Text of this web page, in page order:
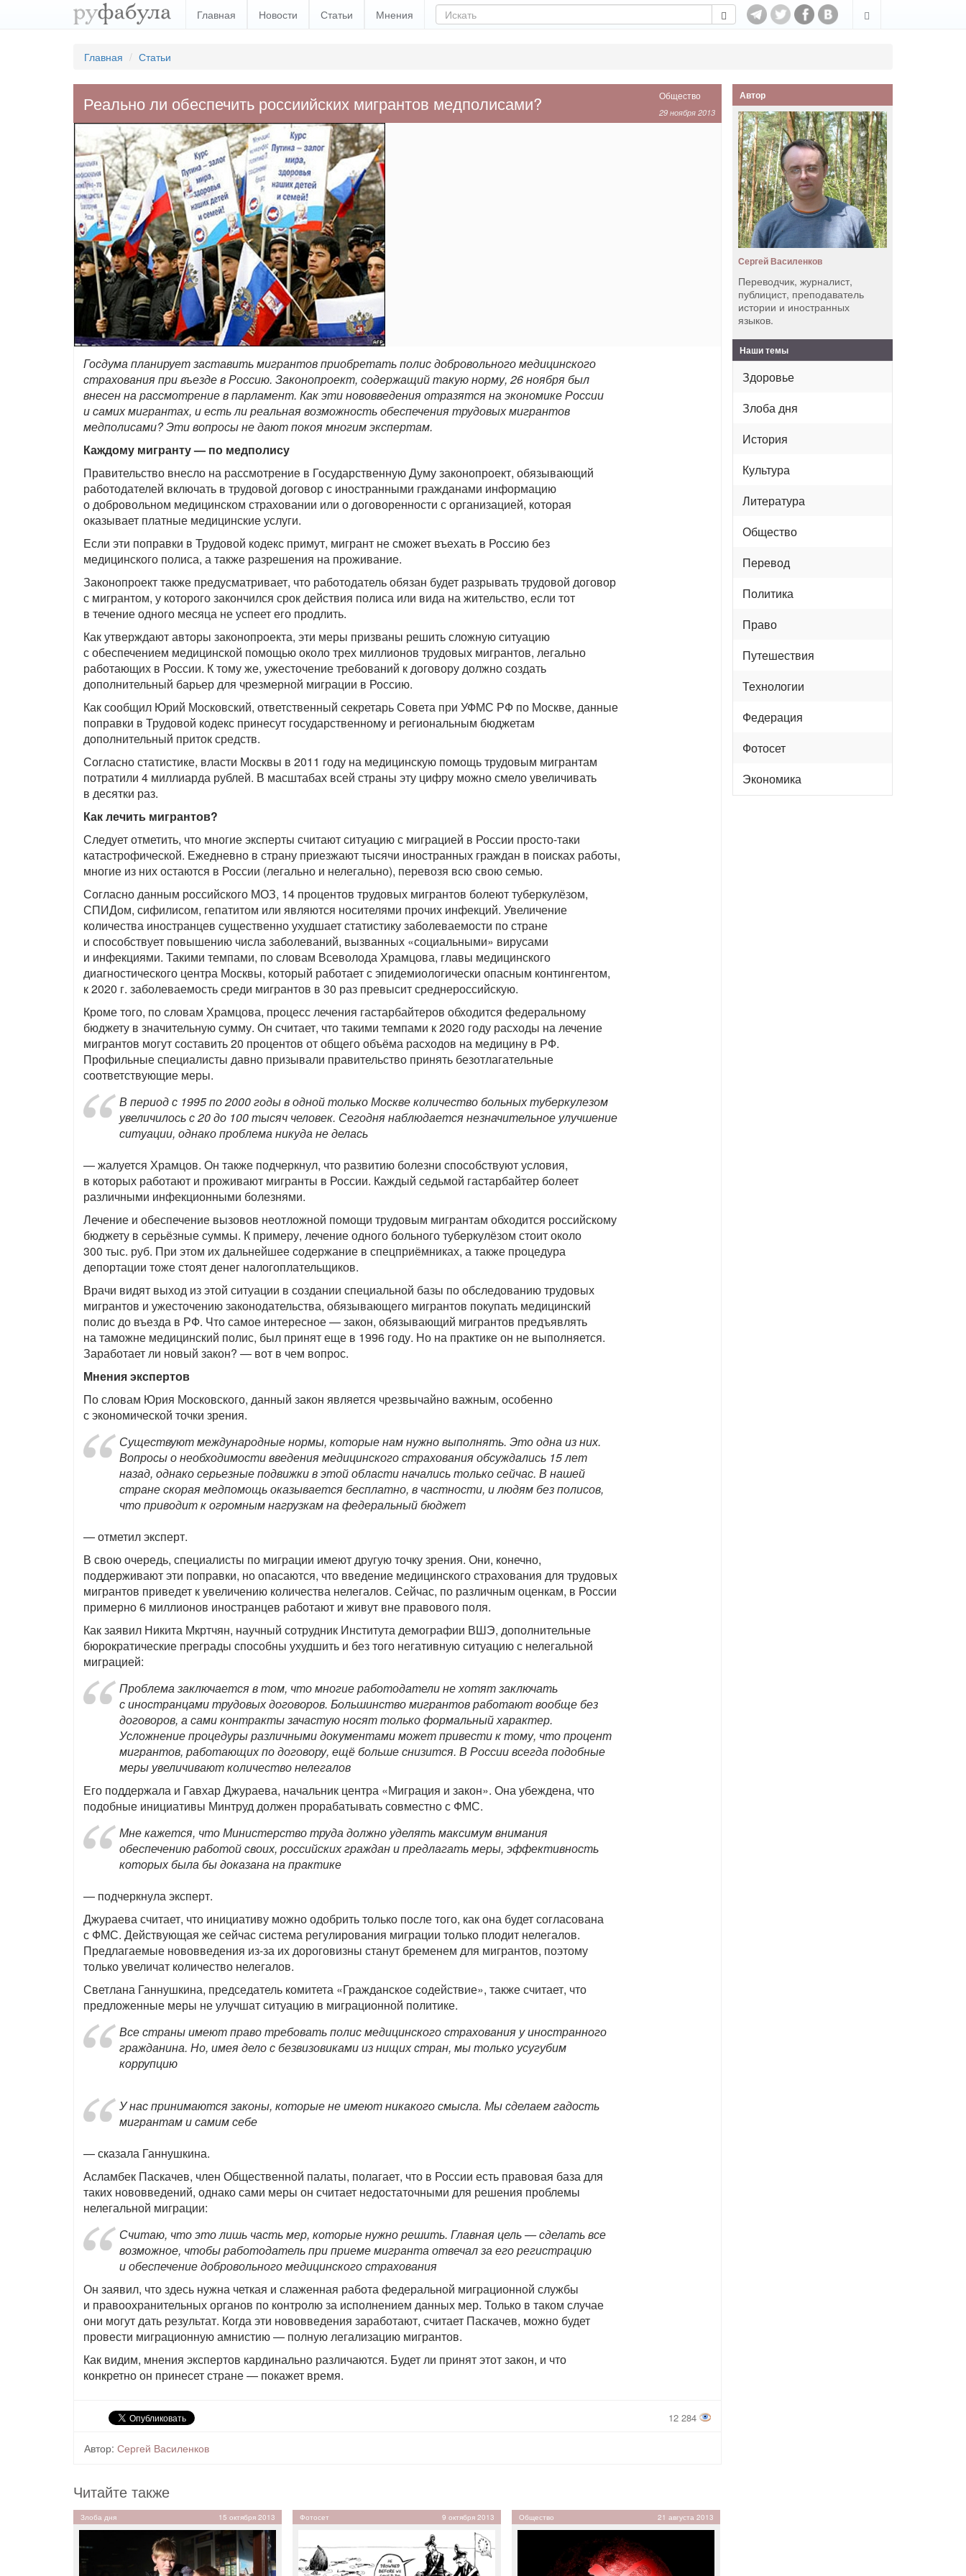
Главная Новости Статьи Мнения
Главная Статьи
Общество
29 ноября 2013
Реально ли обеспечить россиийских мигрантов медполисами?
Госдума планирует заставить мигрантов приобретать полис добровольного медицинского
страхования при въезде в Россию. Законопроект, содержащий такую норму, 26 ноября был
внесен на рассмотрение в парламент. Как эти нововведения отразятся на экономике России
и самих мигрантах, и есть ли реальная возможность обеспечения трудовых мигрантов
медполисами? Эти вопросы не дают покоя многим экспертам.
Каждому мигранту — по медполису
Правительство внесло на рассмотрение в Государственную Думу законопроект, обязывающий
работодателей включать в трудовой договор с иностранными гражданами информацию
о добровольном медицинском страховании или о договоренности с организацией, которая
оказывает платные медицинские услуги.
Если эти поправки в Трудовой кодекс примут, мигрант не сможет въехать в Россию без
медицинского полиса, а также разрешения на проживание.
Законопроект также предусматривает, что работодатель обязан будет разрывать трудовой договор
с мигрантом, у которого закончился срок действия полиса или вида на жительство, если тот
в течение одного месяца не успеет его продлить.
Как утверждают авторы законопроекта, эти меры призваны решить сложную ситуацию
с обеспечением медицинской помощью около трех миллионов трудовых мигрантов, легально
работающих в России. К тому же, ужесточение требований к договору должно создать
дополнительный барьер для чрезмерной миграции в Россию.
Как сообщил Юрий Московский, ответственный секретарь Совета при УФМС РФ по Москве, данные
поправки в Трудовой кодекс принесут государственному и региональным бюджетам
дополнительный приток средств.
Согласно статистике, власти Москвы в 2011 году на медицинскую помощь трудовым мигрантам
потратили 4 миллиарда рублей. В масштабах всей страны эту цифру можно смело увеличивать
в десятки раз.
Как лечить мигрантов?
Следует отметить, что многие эксперты считают ситуацию с миграцией в России просто-таки
катастрофической. Ежедневно в страну приезжают тысячи иностранных граждан в поисках работы,
многие из них остаются в России (легально и нелегально), перевозя всю свою семью.
Согласно данным российского МОЗ, 14 процентов трудовых мигрантов болеют туберкулёзом,
СПИДом, сифилисом, гепатитом или являются носителями прочих инфекций. Увеличение
количества иностранцев существенно ухудшает статистику заболеваемости по стране
и способствует повышению числа заболеваний, вызванных «социальными» вирусами
и инфекциями. Такими темпами, по словам Всеволода Храмцова, главы медицинского
диагностического центра Москвы, который работает с эпидемиологически опасным контингентом,
к 2020 г. заболеваемость среди мигрантов в 30 раз превысит среднероссийскую.
Кроме того, по словам Храмцова, процесс лечения гастарбайтеров обходится федеральному
бюджету в значительную сумму. Он считает, что такими темпами к 2020 году расходы на лечение
мигрантов могут составить 20 процентов от общего объёма расходов на медицину в РФ.
Профильные специалисты давно призывали правительство принять безотлагательные
соответствующие меры.
В период с 1995 по 2000 годы в одной только Москве количество больных туберкулезом
увеличилось с 20 до 100 тысяч человек. Сегодня наблюдается незначительное улучшение
ситуации, однако проблема никуда не делась
— жалуется Храмцов. Он также подчеркнул, что развитию болезни способствуют условия,
в которых работают и проживают мигранты в России. Каждый седьмой гастарбайтер болеет
различными инфекционными болезнями.
Лечение и обеспечение вызовов неотложной помощи трудовым мигрантам обходится российскому
бюджету в серьёзные суммы. К примеру, лечение одного больного туберкулёзом стоит около
300 тыс. руб. При этом их дальнейшее содержание в спецприёмниках, а также процедура
депортации тоже стоят денег налогоплательщиков.
Врачи видят выход из этой ситуации в создании специальной базы по обследованию трудовых
мигрантов и ужесточению законодательства, обязывающего мигрантов покупать медицинский
полис до въезда в РФ. Что самое интересное — закон, обязывающий мигрантов предъявлять
на таможне медицинский полис, был принят еще в 1996 году. Но на практике он не выполняется.
Заработает ли новый закон? — вот в чем вопрос.
Мнения экспертов
По словам Юрия Московского, данный закон является чрезвычайно важным, особенно
с экономической точки зрения.
Существуют международные нормы, которые нам нужно выполнять. Это одна из них.
Вопросы о необходимости введения медицинского страхования обсуждались 15 лет
назад, однако серьезные подвижки в этой области начались только сейчас. В нашей
стране скорая медпомощь оказывается бесплатно, в частности, и людям без полисов,
что приводит к огромным нагрузкам на федеральный бюджет
— отметил эксперт.
В свою очередь, специалисты по миграции имеют другую точку зрения. Они, конечно,
поддерживают эти поправки, но опасаются, что введение медицинского страхования для трудовых
мигрантов приведет к увеличению количества нелегалов. Сейчас, по различным оценкам, в России
примерно 6 миллионов иностранцев работают и живут вне правового поля.
Как заявил Никита Мкртчян, научный сотрудник Института демографии ВШЭ, дополнительные
бюрократические преграды способны ухудшить и без того негативную ситуацию с нелегальной
миграцией:
Проблема заключается в том, что многие работодатели не хотят заключать
с иностранцами трудовых договоров. Большинство мигрантов работают вообще без
договоров, а сами контракты зачастую носят только формальный характер.
Усложнение процедуры различными документами может привести к тому, что процент
мигрантов, работающих по договору, ещё больше снизится. В России всегда подобные
меры увеличивают количество нелегалов
Его поддержала и Гавхар Джураева, начальник центра «Миграция и закон». Она убеждена, что
подобные инициативы Минтруд должен прорабатывать совместно с ФМС.
Мне кажется, что Министерство труда должно уделять максимум внимания
обеспечению работой своих, российских граждан и предлагать меры, эффективность
которых была бы доказана на практике
— подчеркнула эксперт.
Джураева считает, что инициативу можно одобрить только после того, как она будет согласована
с ФМС. Действующая же сейчас система регулирования миграции только плодит нелегалов.
Предлагаемые нововведения из-за их дороговизны станут бременем для мигрантов, поэтому
только увеличат количество нелегалов.
Светлана Ганнушкина, председатель комитета «Гражданское содействие», также считает, что
предложенные меры не улучшат ситуацию в миграционной политике.
Все страны имеют право требовать полис медицинского страхования у иностранного
гражданина. Но, имея дело с безвизовиками из нищих стран, мы только усугубим
коррупцию
У нас принимаются законы, которые не имеют никакого смысла. Мы сделаем гадость
мигрантам и самим себе
— сказала Ганнушкина.
Асламбек Паскачев, член Общественной палаты, полагает, что в России есть правовая база для
таких нововведений, однако сами меры он считает недостаточными для решения проблемы
нелегальной миграции:
Считаю, что это лишь часть мер, которые нужно решить. Главная цель — сделать все
возможное, чтобы работодатель при приеме мигранта отвечал за его регистрацию
и обеспечение добровольного медицинского страхования
Он заявил, что здесь нужна четкая и слаженная работа федеральной миграционной службы
и правоохранительных органов по контролю за исполнением данных мер. Только в таком случае
они могут дать результат. Когда эти нововведения заработают, считает Паскачев, можно будет
провести миграционную амнистию — полную легализацию мигрантов.
Как видим, мнения экспертов кардинально различаются. Будет ли принят этот закон, и что
конкретно он принесет стране — покажет время.
12 284
Автор: Сергей Василенков
Автор
Сергей Василенков
Переводчик, журналист,
публицист, преподаватель
истории и иностранных
языков.
Наши темы
Здоровье
Злоба дня
История
Культура
Литература
Общество
Перевод
Политика
Право
Путешествия
Технологии
Федерация
Фотосет
Экономика
Читайте также
Злоба дня 15 октября 2013 Фотосет 9 октября 2013 Общество 21 августа 2013